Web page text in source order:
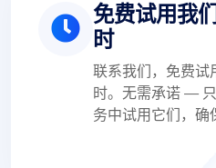
免费试用我
时
联系我们，免费试
时。无需承诺 —
务中试用它们，确